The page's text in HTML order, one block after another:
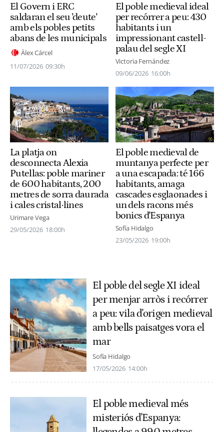
El Govern i ERC
saldaran el seu 'deute'
amb els pobles petits
abans de les municipals
Àlex Cárcel
11/07/2026 09:30h
El poble medieval ideal
per recórrer a peu: 430
habitants i un
impressionant castell-
palau del segle XI
Victoria Fernández
09/06/2026 16:00h
La platja on
desconnecta Alexia
Putellas: poble mariner
de 600 habitants, 200
metres de sorra daurada
i cales cristal·lines
Urimare Vega
29/05/2026 18:00h
El poble medieval de
muntanya perfecte per
a una escapada: té 166
habitants, amaga
cascades esglaonades i
un dels racons més
bonics d'Espanya
Sofía Hidalgo
23/05/2026 19:00h
El poble del segle XI ideal
per menjar arròs i recórrer
a peu: vila d'origen medieval
amb bells paisatges vora el
mar
Sofía Hidalgo
17/05/2026 14:00h
El poble medieval més
misteriós d'Espanya: